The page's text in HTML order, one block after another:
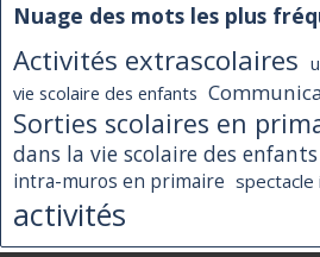
Nuage des mots les plus
Activités extrascolaires
vie scolaire des enfants
Sorties scolaires en
dans la vie scolaire des enfants
intra-muros en primaire spectacle
activités